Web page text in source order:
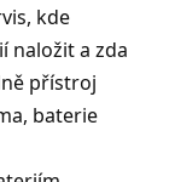
kde
naložit a zda
přístroj
baterie